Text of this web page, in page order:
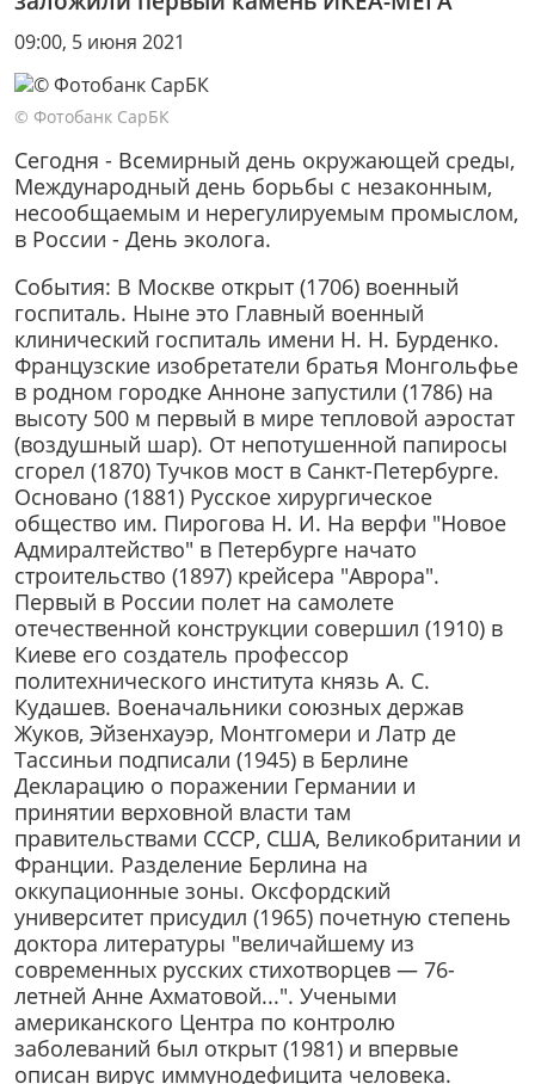
09:00, 5 июня 2021
© Фотобанк СарБК
Сегодня - Всемирный день окружающей среды,
Международный день борьбы с незаконным,
несообщаемым и нерегулируемым промыслом,
в России - День эколога.
События: В Москве открыт (1706) военный
госпиталь. Ныне это Главный военный
клинический госпиталь имени Н. Н. Бурденко.
Французские изобретатели братья Монгольфье
в родном городке Анноне запустили (1786) на
высоту 500 м первый в мире тепловой аэростат
(воздушный шар). От непотушенной папиросы
сгорел (1870) Тучков мост в Санкт-Петербурге.
Основано (1881) Русское хирургическое
общество им. Пирогова Н. И. На верфи "Новое
Адмиралтейство" в Петербурге начато
строительство (1897) крейсера "Аврора".
Первый в России полет на самолете
отечественной конструкции совершил (1910) в
Киеве его создатель профессор
политехнического института князь А. С.
Кудашев. Военачальники союзных держав
Жуков, Эйзенхауэр, Монтгомери и Латр де
Тассиньи подписали (1945) в Берлине
Декларацию о поражении Германии и
принятии верховной власти там
правительствами СССР, США, Великобритании и
Франции. Разделение Берлина на
оккупационные зоны. Оксфордский
университет присудил (1965) почетную степень
доктора литературы "величайшему из
современных русских стихотворцев — 76-
летней Анне Ахматовой...". Учеными
американского Центра по контролю
заболеваний был открыт (1981) и впервые
описан вирус иммунодефицита человека.